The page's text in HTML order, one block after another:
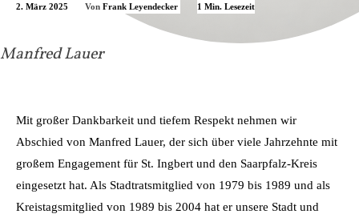
Manfred Lauer
2. März 2025 Von Frank Leyendecker 1 Min. Lesezeit
Mit großer Dankbarkeit und tiefem Respekt nehmen wir
Abschied von Manfred Lauer, der sich über viele Jahrzehnte mit
großem Engagement für St. Ingbert und den Saarpfalz-Kreis
eingesetzt hat. Als Stadtratsmitglied von 1979 bis 1989 und als
Kreistagsmitglied von 1989 bis 2004 hat er unsere Stadt und